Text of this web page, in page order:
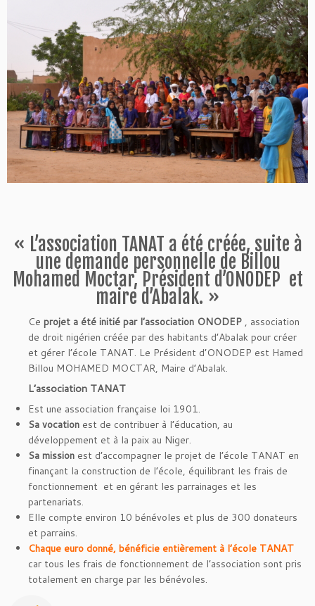
« L’association TANAT a été créée, suite à
une demande personnelle de Billou
Mohamed Moctar, Président d’ONODEP et
maire d’Abalak. »
Ce projet a été initié par l’association ONODEP , association
de droit nigérien créée par des habitants d’Abalak pour créer
et gérer l’école TANAT. Le Président d’ONODEP est Hamed
Billou MOHAMED MOCTAR, Maire d’Abalak.
L’association TANAT
Est une association française loi 1901.
Sa vocation est de contribuer à l’éducation, au
développement et à la paix au Niger.
Sa mission est d’accompagner le projet de l’école TANAT en
finançant la construction de l’école, équilibrant les frais de
fonctionnement et en gérant les parrainages et les
partenariats.
Elle compte environ 10 bénévoles et plus de 300 donateurs
et parrains.
Chaque euro donné, bénéficie entièrement à l’école TANAT
car tous les frais de fonctionnement de l’association sont pris
totalement en charge par les bénévoles.